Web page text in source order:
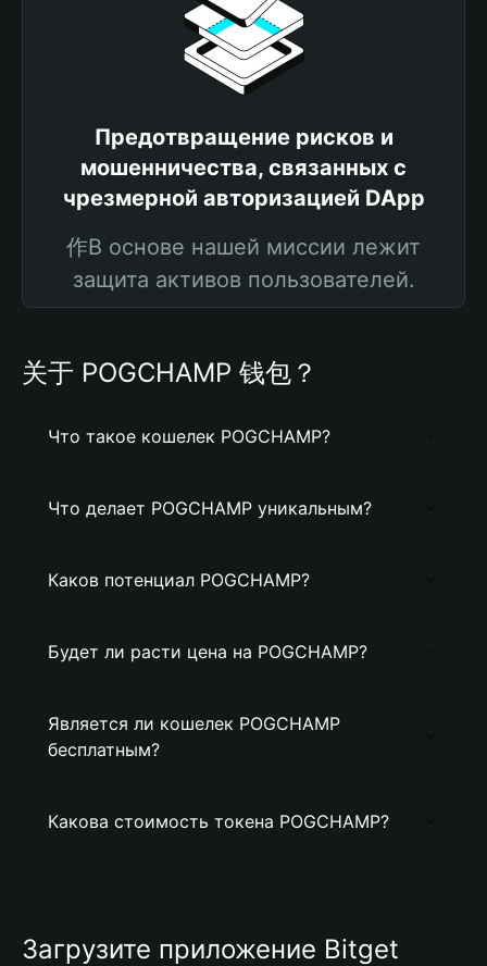
Предотвращение рисков и
мошенничества, связанных с
чрезмерной авторизацией DApp
作В основе нашей миссии лежит
защита активов пользователей.
关于 POGCHAMP 钱包？
Что такое кошелек POGCHAMP?
Что делает POGCHAMP уникальным?
Каков потенциал POGCHAMP?
Будет ли расти цена на POGCHAMP?
Является ли кошелек POGCHAMP
бесплатным?
Какова стоимость токена POGCHAMP?
Загрузите приложение Bitget